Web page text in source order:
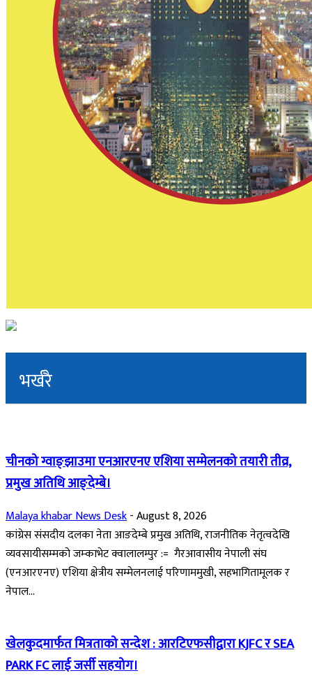
भर्खरै
चीनको ग्वाङ्झाउमा एनआरएनए एशिया सम्मेलनको तयारी तीव्र,
प्रमुख अतिथि आङ्देम्बे।
Malaya khabar News Desk-August 8, 2026
कांग्रेस संसदीय दलका नेता आङदेम्बे प्रमुख अतिथि, राजनीतिक नेतृत्वदेखि
व्यवसायीसम्मको जम्काभेट क्वालालम्पुर := गैरआवासीय नेपाली संघ
(एनआरएनए) एशिया क्षेत्रीय सम्मेलनलाई परिणाममुखी, सहभागितामूलक र
नेपाल...
खेलकुदमार्फत मित्रताको सन्देश : आरटिएफसीद्वारा KJFC र SEA
PARK FC लाई जर्सी सहयोग।